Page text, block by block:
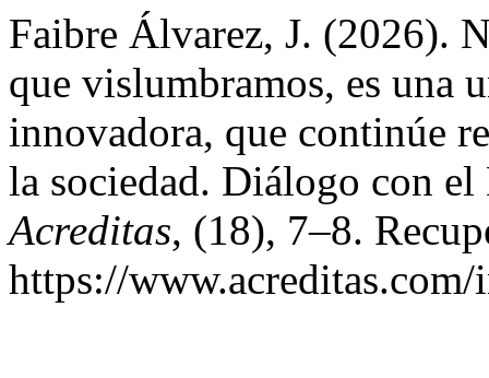
Faibre Álvarez, J. (2026).
que vislumbramos, es una
innovadora, que continúe
la sociedad. Diálogo con
Acreditas, (18), 7–8.
https://